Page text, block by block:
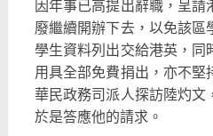
因年事已高提出辭職，呈請
廢繼續開辦下去，以免該區
學生資料列出交給港英，同
用具全部免費捐出，亦不堅
華民政務司派人探訪陸灼文
於是答應他的請求。